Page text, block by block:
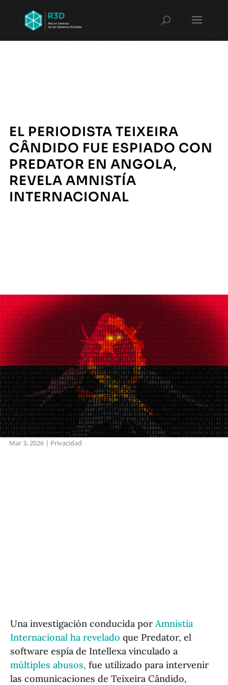
EL PERIODISTA TEIXEIRA
CÂNDIDO FUE ESPIADO CON
PREDATOR EN ANGOLA,
REVELA AMNISTÍA
INTERNACIONAL
Mar 3, 2026| Privacidad
Una investigación conducida porAmnistía
Internacional ha revelado que Predator, el
software espía de Intellexa vinculado a
múltiples abusos, fue utilizado para intervenir
las comunicaciones de Teixeira Cândido,